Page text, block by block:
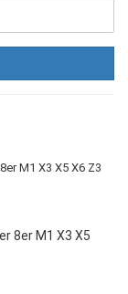
8er M1 X3 X5